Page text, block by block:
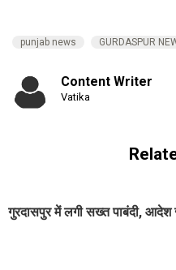
punjab news GURDASPUR
Content Writer
Vatika
गुरदासपुर में लगी सख्त पाबंदी, आदेश